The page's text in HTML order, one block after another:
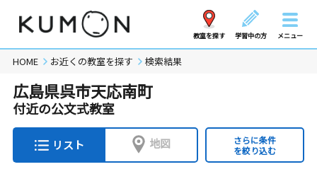
教室を探す 学習中の方 メニュー
HOME お近くの教室を探す 検索結果
広島県呉市天応南町
付近の公文式教室
リスト 地図
さらに条件
を絞り込む